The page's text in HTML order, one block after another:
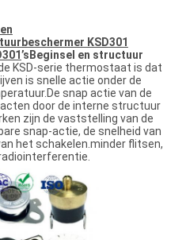
KSD301
’s Beginsel en structuur
KSD-serie thermostaat is dat
is snelle actie onder de
snap actie van de
door de interne structuur
zijn de vaststelling van de
snap-actie, de snelheid van
het schakelen.minder flitsen,